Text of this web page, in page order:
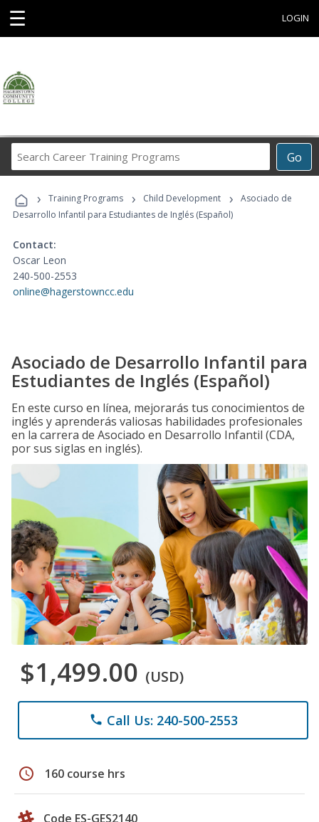
☰ LOGIN
Go
Career
Programs
› Training Programs › Child Development ›
Asociado de
Desarrollo Infantil para Estudiantes de Inglés (Español)
Contact:
Oscar Leon
240-500-2553
online@hagerstowncc.edu
Asociado de Desarrollo Infantil para
Estudiantes de Inglés (Español)
En este curso en línea, mejorarás tus conocimientos de
inglés y aprenderás valiosas habilidades profesionales
en la carrera de Asociado en Desarrollo Infantil (CDA,
por sus siglas en inglés).
$1,499.00 (USD)
phone Call Us: 240-500-2553
schedule 160 course hrs
Code ES-GES2140